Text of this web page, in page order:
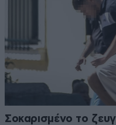
Σοκαρισμένο το